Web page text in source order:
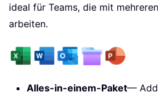
ideal für Teams, die mit
arbeiten.
Alles-in-einem-Paket—